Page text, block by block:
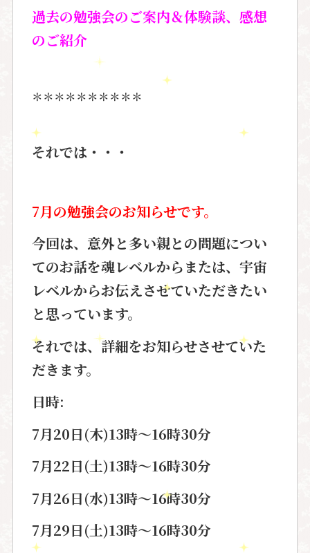
過去の勉強会のご案内＆体験談、感想
のご紹介
＊＊＊＊＊＊＊＊＊＊
それでは・・・
7月の勉強会のお知らせです。
今回は、意外と多い親との問題につい
てのお話を魂レベルからまたは、 宇宙
レベルからお伝えさせていただきたい
と思っています。
それでは、詳細をお知らせさせていた
だきます。
日時:
7月20日(木)13時〜16時30分
7月22日(土)13時〜16時30分
7月26日(水)13時〜16時30分
7月29日(土)13時〜16時30分